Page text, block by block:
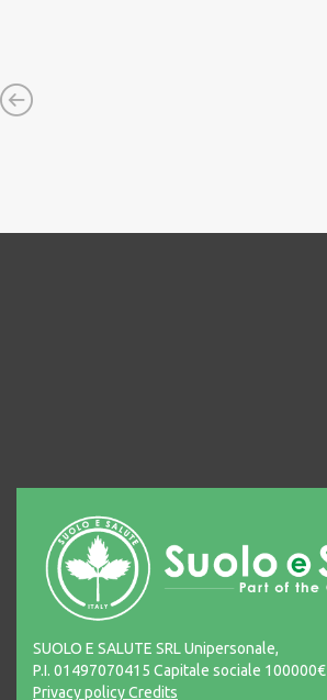
SUOLO E SALUTE SRL Unipersonale,
P.I. 01497070415 Capitale sociale 100000€
Privacy policyCredits